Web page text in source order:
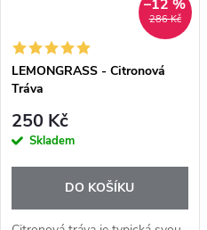
286 Kč
–12 %
LEMONGRASS - Citronová
Tráva
250 Kč
Skladem
DO KOŠÍKU